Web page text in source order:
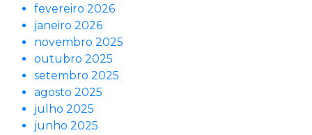
fevereiro 2026
janeiro 2026
novembro 2025
outubro 2025
setembro 2025
agosto 2025
julho 2025
junho 2025